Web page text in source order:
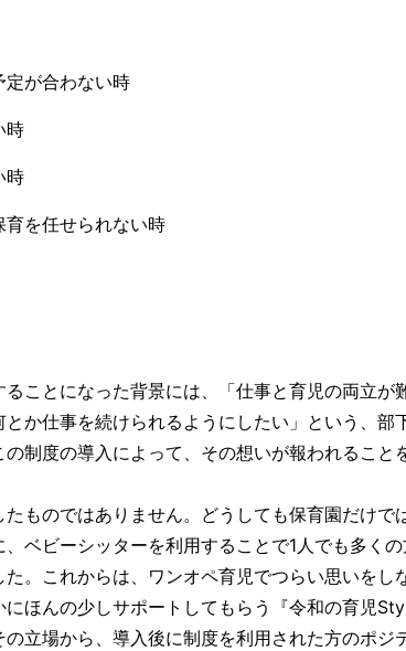
が合わない時
時
時
を任せられない時
ことになった背景には、「仕事と育児の両立が
か仕事を続けられるようにしたい」という、部
制度の導入によって、その想いが報われること
ものではありません。どうしても保育園だけで
ベビーシッターを利用することで1人でも多くの
。これからは、ワンオペ育児でつらい思いをし
ほんの少しサポートしてもらう『令和の育児
立場から、導入後に制度を利用された方のポジ